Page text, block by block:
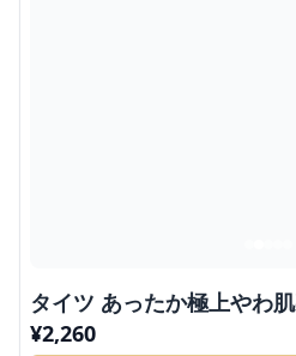
タイツ あったか極上やわ
¥2,260